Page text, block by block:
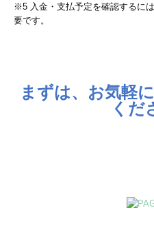
※5 入金・支払予定を確認するに
要です。
まずは、お気軽
くだ